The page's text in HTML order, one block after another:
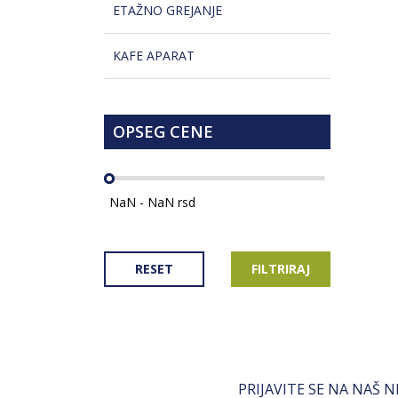
ETAŽNO GREJANJE
KAFE APARAT
OPSEG CENE
RESET FILTRIRAJ
PRIJAVITE SE NA NAŠ